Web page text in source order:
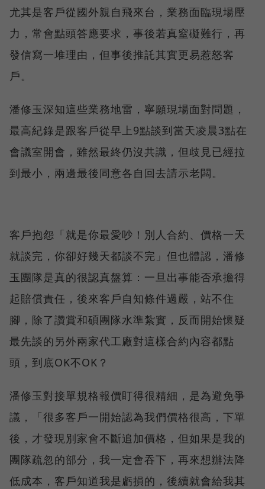
尤其是客戶從國外親自飛來台，業務面臨現場壓
力，常會點頭答應要求，事後若真窒礙難行，再
發信寫一堆理由，但事後推託其實更易惹怒客
戶。
潘修玉深知這些業務地雷，寧願現場面對問題，
最高紀錄是跟客戶從早上9點談到當天凌晨3點在
會議室開會，雖然最終仍沒共識，但歧見已經拉
到最小，兩邊最後同意各自回去請示老闆。
客戶抱怨「就是你最愛吵！別人合約、價格一天
就談完，你卻好幾天都談不完」但也體認，潘修
玉團隊是真的很認真盤算：一旦出事能否承擔得
起賠償責任，後來客戶自知條件過嚴，站不住
腳，除了讚賞和碩團隊水準紮實，反而開始懷疑
最先談的另外兩家代工廠對這樣合約內容都點
頭，到底OK不OK？
潘修玉對接單規格報價盯得很精細，是為避免爭
議，「很多客戶一開始認為我們價格很高，下單
後，才發現別家會不斷追加價格，但如果是我的
團隊疏忽的部分，我一定會吞下，再來想辦法降
低成本，客戶知道我是虧損的，後續就會給我其